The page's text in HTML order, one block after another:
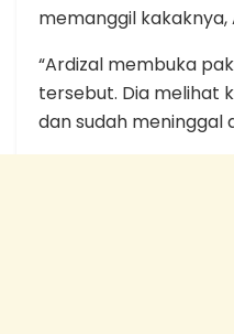
memanggil kakaknya,
“Ardizal membuka
tersebut. Dia melihat
dan sudah meninggal